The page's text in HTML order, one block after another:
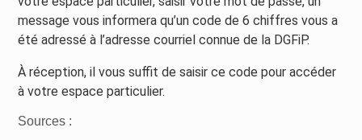
message vous informera qu’un code de 6 chiffres vous a
été adressé à l’adresse courriel connue de la DGFiP.
À réception, il vous suffit de saisir ce code pour accéder
à votre espace particulier.
Sources :